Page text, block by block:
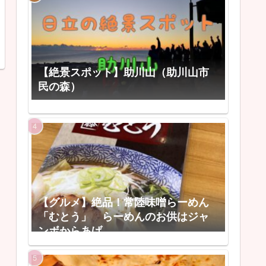
【絶景スポット】助川山（助川山市
民の森）
【グルメ】絶品！常陸味噌らーめん
「むとう」 らーめんのお供はジャ
ンボからあげ